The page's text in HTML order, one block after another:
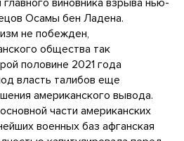
Осамы бен Ладена.
не побежден,
общества так
половине 2021 года
власть талибов еще
американского вывода.
части американских
военных баз афганская